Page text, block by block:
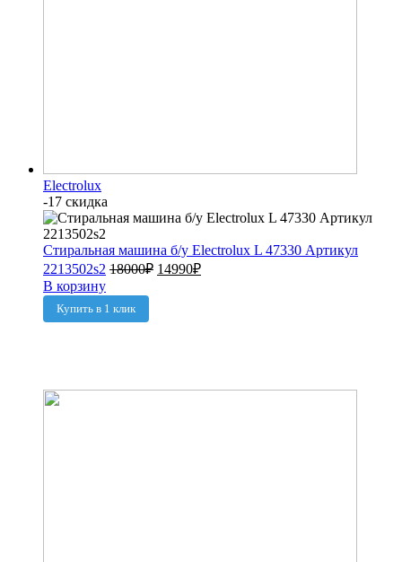
Electrolux
-17 скидка
Стиральная машина б/у Electrolux L 47330 Артикул
2213502s2 18000₽ 14990₽
В корзину
Купить в 1 клик